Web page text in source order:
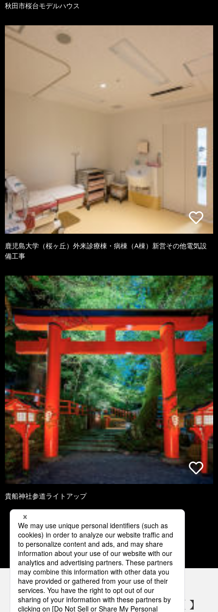
秋田市桜台モデルハウス
鹿児島大学（桜ヶ丘）外来診療棟・病棟（A棟）新営その他電気設
備工事
貴船神社参道ライトアップ
1 2 3 4 5
パナソニックの電気設備 SNSアカウント